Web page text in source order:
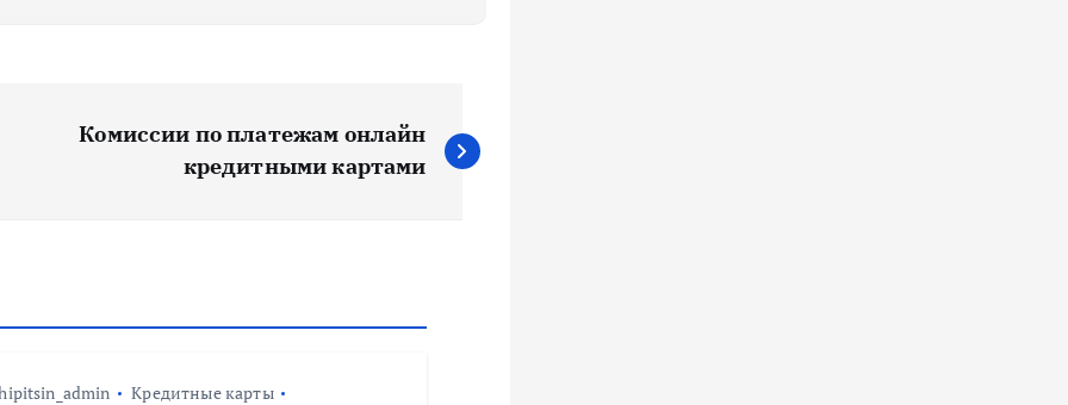
Комиссии по платежам онлайн
кредитными картами
Кредитные карты